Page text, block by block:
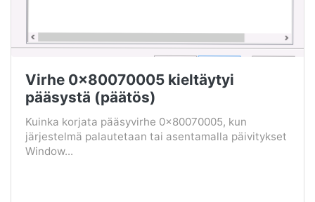
Virhe 0x80070005 kieltäytyi
pääsystä (päätös)
Kuinka korjata pääsyvirhe 0x80070005, kun
järjestelmä palautetaan tai asentamalla päivitykset
Window...